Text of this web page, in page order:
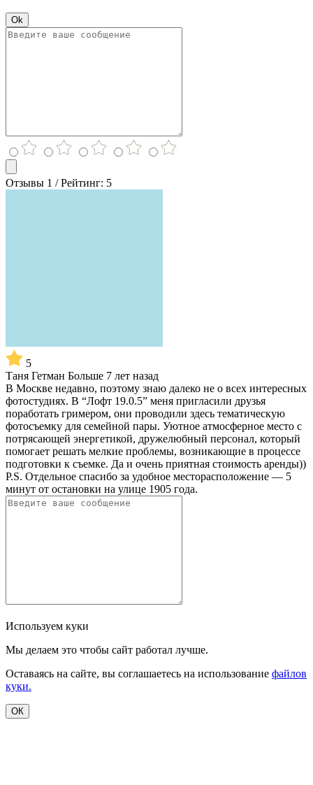
Ok
Отзывы 1 / Рейтинг: 5
5
Таня Гетман Больше 7 лет назад
В Москве недавно, поэтому знаю далеко не о всех интересных
фотостудиях. В “Лофт 19.0.5” меня пригласили друзья
поработать гримером, они проводили здесь тематическую
фотосъемку для семейной пары. Уютное атмосферное место с
потрясающей энергетикой, дружелюбный персонал, который
помогает решать мелкие проблемы, возникающие в процессе
подготовки к съемке. Да и очень приятная стоимость аренды))
P.S. Отдельное спасибо за удобное месторасположение — 5
минут от остановки на улице 1905 года.
Используем куки
Мы делаем это чтобы сайт работал лучше.
Оставаясь на сайте, вы соглашаетесь на использование файлов
куки.
ОК